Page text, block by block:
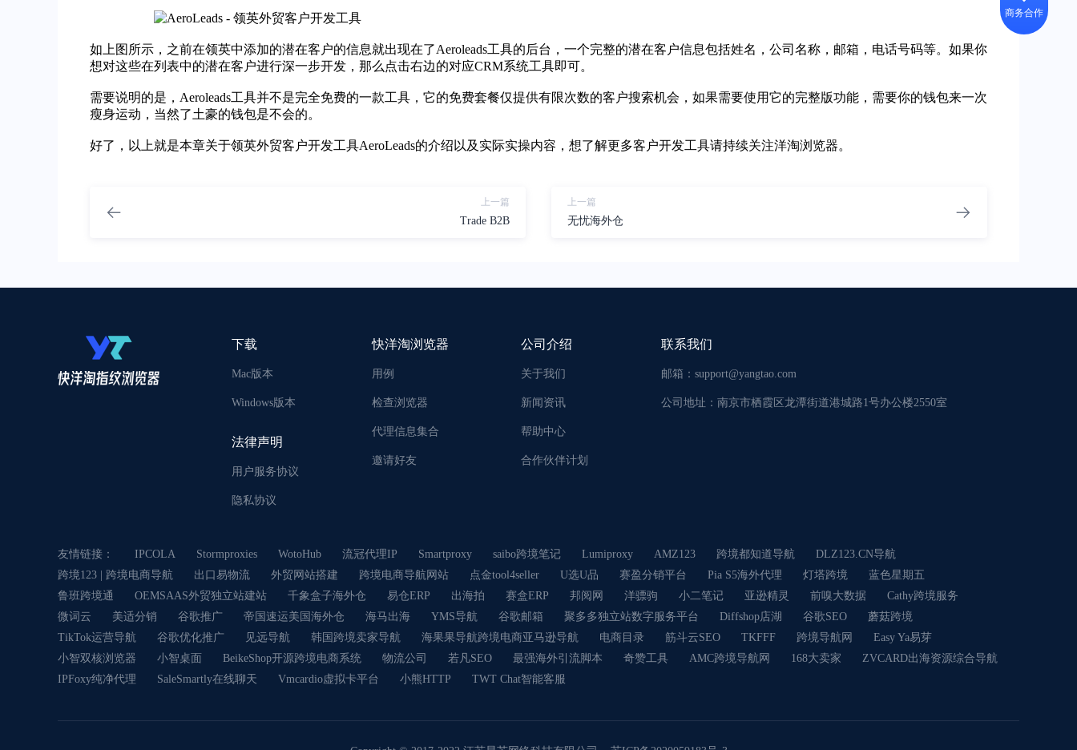
如上图所示，之前在领英中添加的潜在客户的信息就出现在了Aeroleads工具的后台，一个完整的潜在客户信息包括姓名，公司名称，邮箱，电话号码等。如果你
想对这些在列表中的潜在客户进行深一步开发，那么点击右边的对应CRM系统工具即可。
需要说明的是，Aeroleads工具并不是完全免费的一款工具，它的免费套餐仅提供有限次数的客户搜索机会，如果需要使用它的完整版功能，需要你的钱包来一次
瘦身运动，当然了土豪的钱包是不会的。
好了，以上就是本章关于领英外贸客户开发工具AeroLeads的介绍以及实际实操内容，想了解更多客户开发工具请持续关注洋淘浏览器。
上一篇
Trade B2B
上一篇
无忧海外仓
下载
Mac版本
Windows版本
法律声明
用户服务协议
隐私协议
快洋淘浏览器
用例
检查浏览器
代理信息集合
邀请好友
公司介绍
关于我们
新闻资讯
帮助中心
合作伙伴计划
联系我们
邮箱： support@yangtao.com
公司地址： 南京市栖霞区龙潭街道港城路1号办公楼2550室
友情链接： IPCOLA Stormproxies WotoHub 流冠代理IP Smartproxy saibo跨境笔记 Lumiproxy AMZ123 跨境都知道导航
DLZ123.CN导航
跨境123 | 跨境电商导航
出口易物流 外贸网站搭建 跨境电商导航网站 点金tool4seller U选U品 赛盈分销平台 Pia S5海外代理 灯塔跨境
蓝色星期五
鲁班跨境通
OEMSAAS外贸独立站建站 千象盒子海外仓 易仓ERP 出海拍 赛盒ERP 邦阅网 洋骠驹 小二笔记 亚逊精灵 前嗅大数据
Cathy跨境服务
微词云
美适分销 谷歌推广 帝国速运美国海外仓 海马出海 YMS导航 谷歌邮箱 聚多多独立站数字服务平台 Diffshop店湖 谷歌SEO
蘑菇跨境
TikTok运营导航
谷歌优化推广 见远导航 韩国跨境卖家导航 海果果导航跨境电商亚马逊导航 电商目录 筋斗云SEO TKFFF 跨境导航网
Easy Ya易芽
小智双核浏览器
小智桌面 BeikeShop开源跨境电商系统 物流公司 若凡SEO 最强海外引流脚本 奇赞工具 AMC跨境导航网 168大卖家
ZVCARD出海资源综合导航
IPFoxy纯净代理
SaleSmartly在线聊天 Vmcardio虚拟卡平台 小熊HTTP TWT Chat智能客服
商务合作